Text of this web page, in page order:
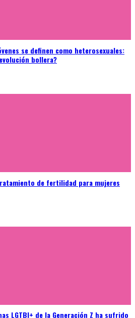
se definen como heterosexuales:
bollera?
de fertilidad para mujeres
LGTBI+ de la Generación Z ha sufrido